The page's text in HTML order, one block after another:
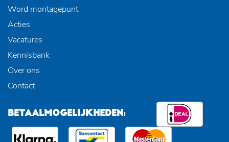
Word montagepunt
Acties
Vacatures
Kennisbank
Over ons
Contact
BETAALMOGELIJKHEDEN: